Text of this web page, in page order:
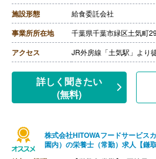
※公共交通機関:上限
※マイカー通勤:片道2km以
給）
【昇給】あり（年1回）
【退職金】あり（会社規
施設形態 給食委託会社
事業所所在地 千葉県千葉市緑区土気町
アクセス JR外房線「土気駅」より
詳しく聞きたい
(無料)
株式会社HITOWAフードサービス
園内）の栄養士（常勤）求人【鎌